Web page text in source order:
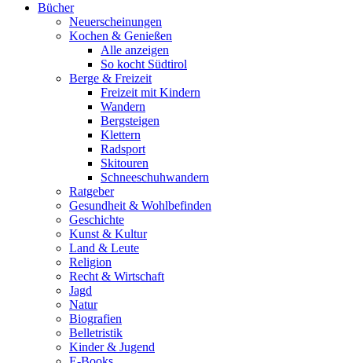
Bücher
Neuerscheinungen
Kochen & Genießen
Alle anzeigen
So kocht Südtirol
Berge & Freizeit
Freizeit mit Kindern
Wandern
Bergsteigen
Klettern
Radsport
Skitouren
Schneeschuhwandern
Ratgeber
Gesundheit & Wohlbefinden
Geschichte
Kunst & Kultur
Land & Leute
Religion
Recht & Wirtschaft
Jagd
Natur
Biografien
Belletristik
Kinder & Jugend